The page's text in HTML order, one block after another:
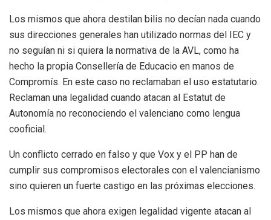
Los mismos que ahora destilan bilis no decían nada cuando
sus direcciones generales han utilizado normas del IEC y
no seguían ni si quiera la normativa de la AVL, como ha
hecho la propia Consellería de Educacio en manos de
Compromís. En este caso no reclamaban el uso estatutario.
Reclaman una legalidad cuando atacan al Estatut de
Autonomía no reconociendo el valenciano como lengua
cooficial.
Un conflicto cerrado en falso y que Vox y el PP han de
cumplir sus compromisos electorales con el valencianismo
sino quieren un fuerte castigo en las próximas elecciones.
Los mismos que ahora exigen legalidad vigente atacan al